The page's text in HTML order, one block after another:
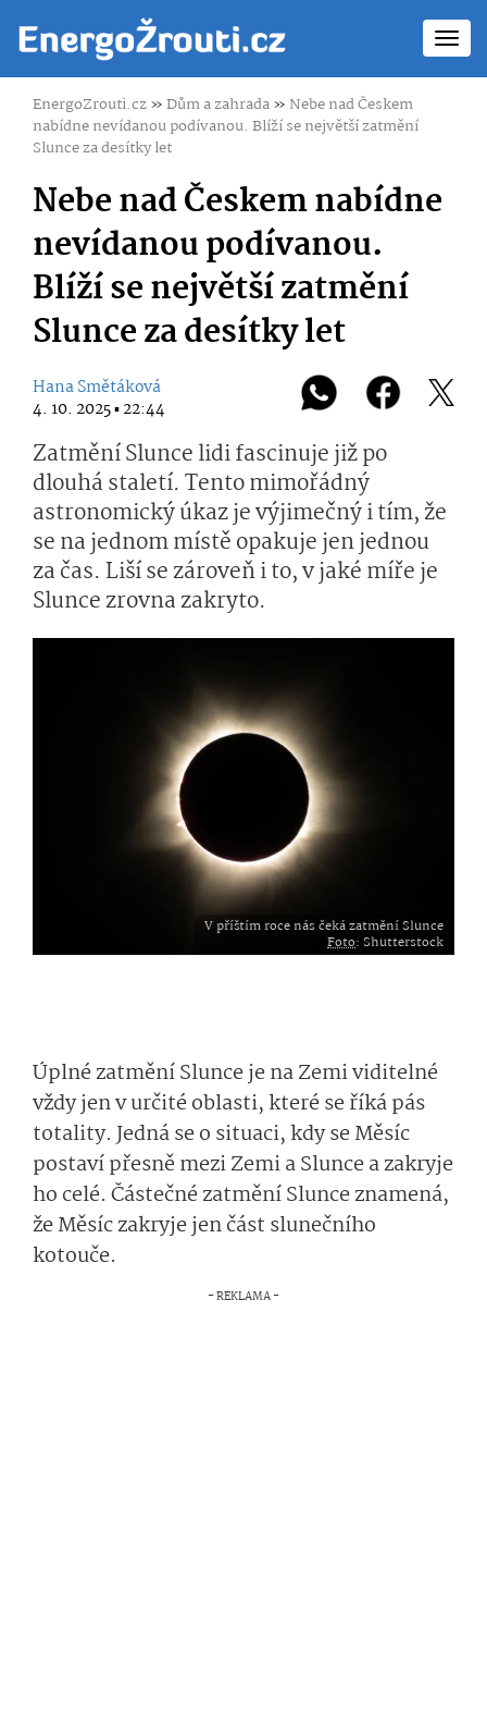
EnergoZrouti.cz»Dům a zahrada»Nebe nad Českem
nabídne nevídanou podívanou. Blíží se největší zatmění
Slunce za desítky let
Nebe nad Českem nabídne
nevídanou podívanou.
Blíží se největší zatmění
Slunce za desítky let
Hana Smětáková
4. 10. 2025 ▪ 22:44
Zatmění Slunce lidi fascinuje již po
dlouhá staletí. Tento mimořádný
astronomický úkaz je výjimečný i tím, že
se na jednom místě opakuje jen jednou
za čas. Liší se zároveň i to, v jaké míře je
Slunce zrovna zakryto.
V příštím roce nás čeká zatmění Slunce
Foto: Shutterstock
Úplné zatmění Slunce je na Zemi viditelné
vždy jen v určité oblasti, které se říká pás
totality. Jedná se o situaci, kdy se Měsíc
postaví přesně mezi Zemi a Slunce a zakryje
ho celé. Částečné zatmění Slunce znamená,
že Měsíc zakryje jen část slunečního
kotouče.